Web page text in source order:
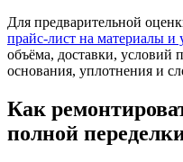
Для предварительной
прайс-лист на материалы и
объёма, доставки, условий
основания, уплотнения и
Как
полной